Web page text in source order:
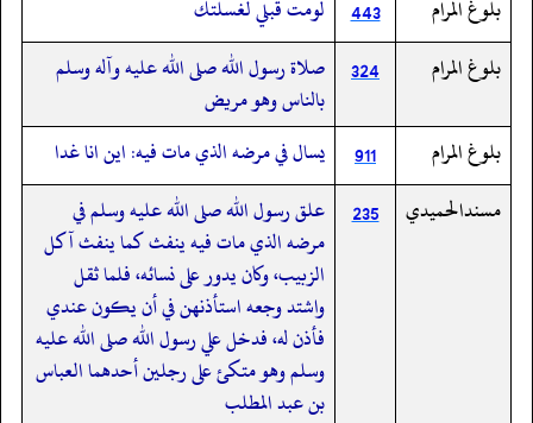
بلوغ المرام 443
لومت قبلي لغسلتك
بلوغ المرام
324
صلاة رسول الله صلى الله عليه وآله وسلم
بالناس وهو مريض
بلوغ المرام
911
يسال في مرضه الذي مات فيه: ‏‏‏‏اين انا غدا
مسندالحميدي
235
علق رسول الله صلى الله عليه وسلم في
مرضه الذي مات فيه ينفث كما ينفث آكل
الزبيب، وكان يدور على نسائه، فلما ثقل
واشتد وجعه استأذنهن في أن يكون عندي
فأذن له، فدخل علي رسول الله صلى الله عليه
وسلم وهو متكئ على رجلين أحدهما العباس
بن عبد المطلب